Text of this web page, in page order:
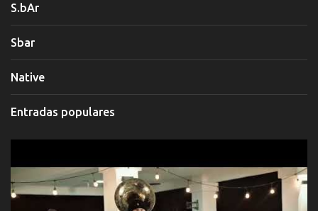
S.bAr
Sbar
Native
Entradas populares